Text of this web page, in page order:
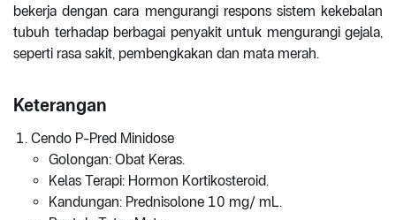
bekerja dengan cara mengurangi respons sistem kekebalan
tubuh terhadap berbagai penyakit untuk mengurangi gejala,
seperti rasa sakit, pembengkakan dan mata merah.
Keterangan
Cendo P-Pred Minidose
Golongan: Obat Keras.
Kelas Terapi: Hormon Kortikosteroid.
Kandungan: Prednisolone 10 mg/ mL.